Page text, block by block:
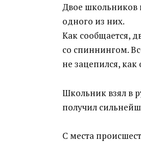
Двое школьников
одного из них.
Как сообщается,
со спиннингом.
не зацепился,
Школьник взял в
получил
С места